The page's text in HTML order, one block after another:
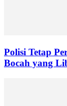
Polisi Tetap
Bocah yang